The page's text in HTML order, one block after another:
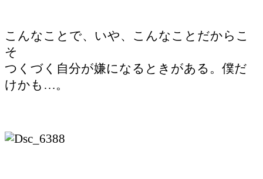
こんなことで、いや、こんなことだからこ
そ
つくづく自分が嫌になるときがある。僕だ
けかも…。